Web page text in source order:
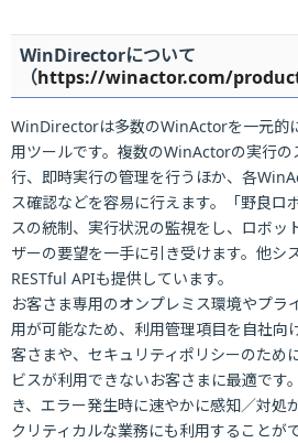
WinDirectorについて
（https://winactor.com/
WinDirectorは多数のWinActorを一元的
用ツールです。複数のWinActorの実行
行、即時実行の管理を行うほか、各
ス確認などを容易に行えます。「野良ロ
スの統制、実行状況の監視をし、ロボッ
ザーの要望を一手に引き受けます。他シ
RESTful APIも提供しています。
お客さま専用のオンプレミス環境やプラ
用が可能なため、利用管理項目を自社向
客さまや、セキュリティポリシーのため
ビスが利用できないお客さまに最適です
き、エラー発生時に速やかに感知／対処
クリティカルな業務にも利用することが